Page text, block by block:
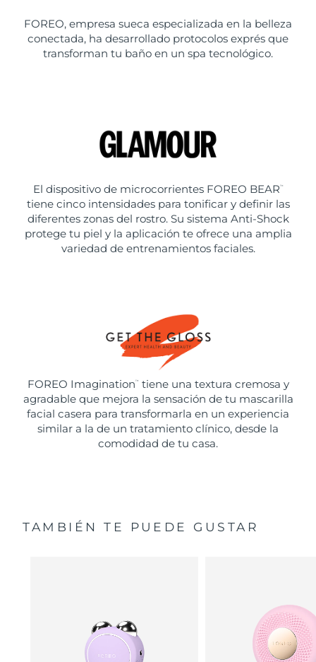
FOREO, empresa sueca especializada en la belleza
conectada, ha desarrollado protocolos exprés que
transforman tu baño en un spa tecnológico.
El dispositivo de microcorrientes FOREO BEAR ™
tiene cinco intensidades para tonificar y definir las
diferentes zonas del rostro. Su sistema Anti-Shock
protege tu piel y la aplicación te ofrece una amplia
variedad de entrenamientos faciales.
FOREO Imagination ™
tiene una textura cremosa y
agradable que mejora la sensación de tu mascarilla
facial casera para transformarla en un experiencia
similar a la de un tratamiento clínico, desde la
comodidad de tu casa.
TAMBIÉN TE PUEDE GUSTAR